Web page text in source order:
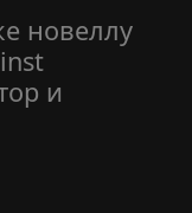
новеллу
и